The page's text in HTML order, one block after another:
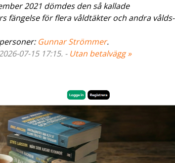
2021 dömdes den så kallade
för flera våldtäkter och andra vålds-
Gunnar Strömmer.
07-15 17:15. - Utan betalvägg »